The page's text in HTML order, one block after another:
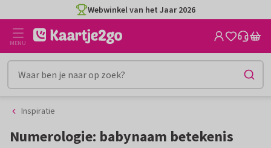
naar
inhoud
naar
het
filter
Webwinkel van het Jaar 2026
MENU
Inspiratie
Numerologie: babynaam betekenis